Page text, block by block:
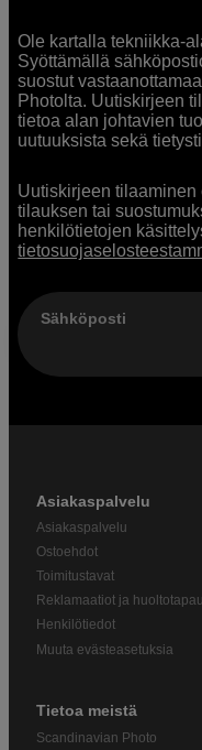
Ole kartalla tekniikka-
Syöttämällä
suostut
Photolta. Uutiskirjeen
tietoa alan johtavien
uutuuksista sekä
Uutiskirjeen tilaaminen
tilauksen tai
henkilötietojen
Sähköposti
Asiakaspalvelu
Asiakaspalvelu
Ostoehdot
Toimitustavat
Reklamaatiot ja
Henkilötiedot
Muuta evästeasetuksia
Tietoa meistä
Scandinavian Photo